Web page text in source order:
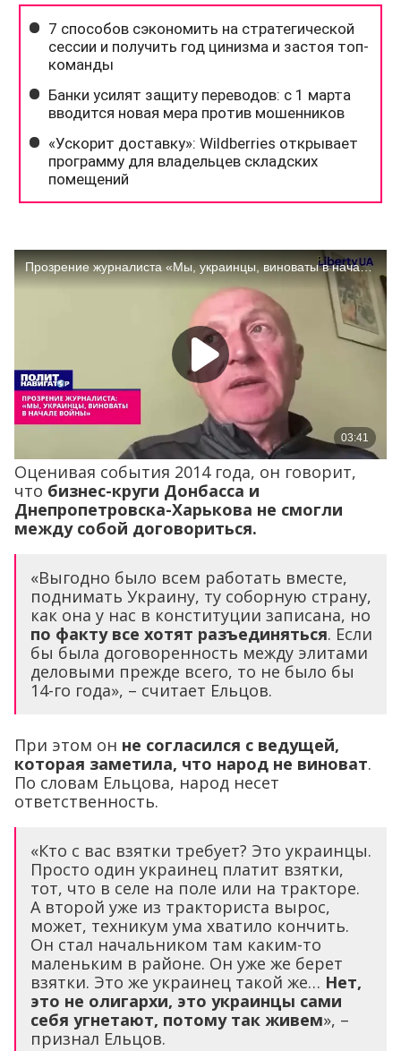
Оценивая события 2014 года, он говорит,
что бизнес-круги Донбасса и
Днепропетровска-Харькова не смогли
между собой договориться.
«Выгодно было всем работать вместе,
поднимать Украину, ту соборную страну,
как она у нас в конституции записана, но
по факту все хотят разъединяться. Если
бы была договоренность между элитами
деловыми прежде всего, то не было бы
14-го года», – считает Ельцов.
При этом он не согласился с ведущей,
которая заметила, что народ не виноват.
По словам Ельцова, народ несет
ответственность.
«Кто с вас взятки требует? Это украинцы.
Просто один украинец платит взятки,
тот, что в селе на поле или на тракторе.
А второй уже из тракториста вырос,
может, техникум ума хватило кончить.
Он стал начальником там каким-то
маленьким в районе. Он уже же берет
взятки. Это же украинец такой же… Нет,
это не олигархи, это украинцы сами
себя угнетают, потому так живем», –
признал Ельцов.